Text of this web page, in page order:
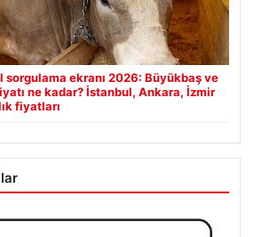
sorgulama ekranı 2026: Büyükbaş ve
ne kadar? İstanbul, Ankara, İzmir
fiyatları